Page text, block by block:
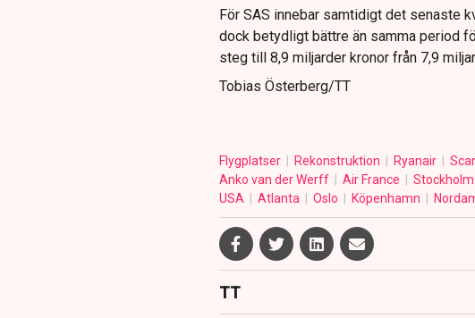
För SAS innebar samtidigt det senaste
dock betydligt bättre än samma period
steg till 8,9 miljarder kronor från 7,9
Tobias Österberg/TT
Flygplatser Rekonstruktion Ryanair
Anko van der Werff
Air France
USA
Atlanta Oslo Köpenhamn
TT